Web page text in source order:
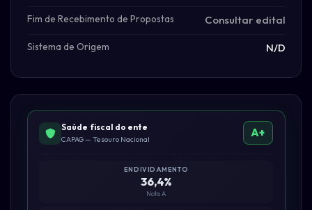
Fim de Recebimento de Propostas Consultar edital
Sistema de Origem N/D
Saúde fiscal do ente
CAPAG — Tesouro Nacional
A+
ENDIVIDAMENTO
36,4%
Nota A